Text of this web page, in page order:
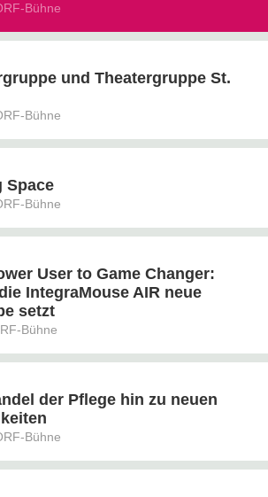
Bühne
und Theatergruppe St.
Bühne
Space
Bühne
User to Game Changer:
IntegraMouse AIR neue
setzt
Bühne
der Pflege hin zu neuen
Bühne